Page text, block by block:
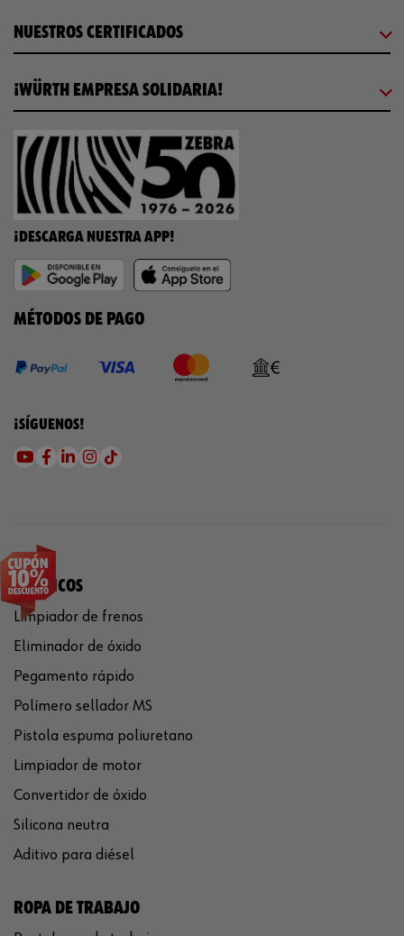
NUESTROS CERTIFICADOS
¡WÜRTH EMPRESA SOLIDARIA!
¡DESCARGA NUESTRA APP!
MÉTODOS DE PAGO
¡SÍGUENOS!
QUÍMICOS
Limpiador de frenos
Eliminador de óxido
Pegamento rápido
Polímero sellador MS
Pistola espuma poliuretano
Limpiador de motor
Convertidor de óxido
Silicona neutra
Aditivo para diésel
ROPA DE TRABAJO